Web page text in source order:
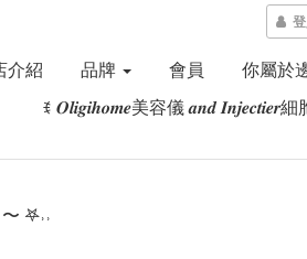
介紹 品牌 會員 你屬於
ꉂ 𝑶𝒍𝒊𝒈𝒊𝒉𝒐𝒎𝒆美容儀 𝒂𝒏𝒅 𝑰𝒏𝒋𝒆𝒄𝒕𝒊𝒆𝒓
𖤐˒˒‪‪